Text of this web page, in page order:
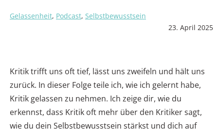
Gelassenheit, Podcast, Selbstbewusstsein
23. April 2025
Kritik trifft uns oft tief, lässt uns zweifeln und hält uns
zurück. In dieser Folge teile ich, wie ich gelernt habe,
Kritik gelassen zu nehmen. Ich zeige dir, wie du
erkennst, dass Kritik oft mehr über den Kritiker sagt,
wie du dein Selbstbewusstsein stärkst und dich auf